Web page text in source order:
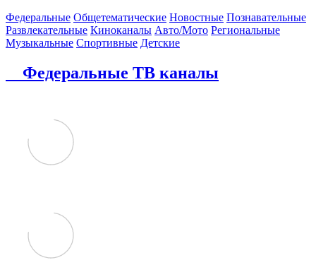
Федеральные Общетематические Новостные Познавательные
Развлекательные Киноканалы Авто/Мото Региональные
Музыкальные Спортивные Детские
Федеральные ТВ каналы